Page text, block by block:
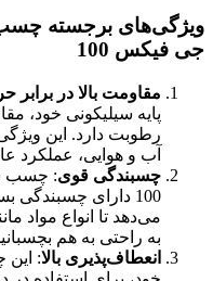
ویژگی‌های برجسته
جی فیکس 100
مقاومت بالا در
پایه سیلیکونی خود،
رطوبت دارد. این
آب و هوایی، عملکرد
چسبندگی قوی: چسب
100 دارای
می‌دهد تا انواع مواد
به راحتی به هم
انعطاف‌پذیری بالا: این